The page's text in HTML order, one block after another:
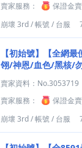
賣家服務：
保證金
崩壞 3rd/帳號/ 台服
【初始號】【全網
翎/神恩/血色/黑核/
賣家資料： No.3053719
賣家服務：
保證金
崩壞 3rd/帳號/ 台服